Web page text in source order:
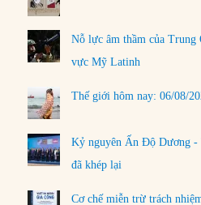
Nỗ lực âm thầm của Trung
vực Mỹ Latinh
Thế giới hôm nay: 06/08/
Kỷ nguyên Ấn Độ Dương -
đã khép lại
Cơ chế miễn trừ trách